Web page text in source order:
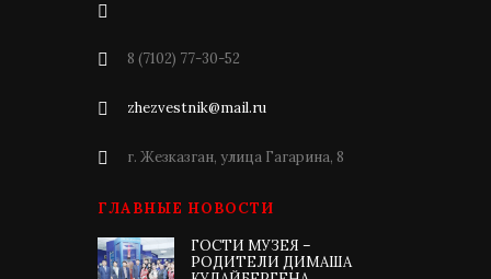
8 (7102) 77-30-52
zhezvestnik@mail.ru
г. Жезказган, улица Гагарина, 8
ГЛАВНЫЕ НОВОСТИ
ГОСТИ МУЗЕЯ –
РОДИТЕЛИ ДИМАША